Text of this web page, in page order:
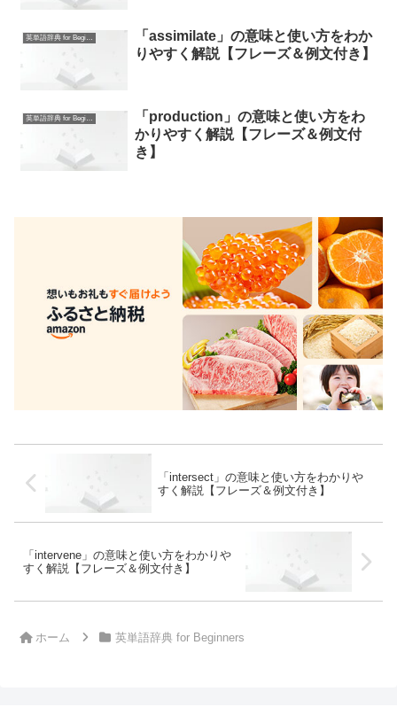
英単語辞典 for Beginners
「assimilate」の意味と使い方をわか
りやすく解説【フレーズ＆例文付き】
英単語辞典 for Beginners
「production」の意味と使い方をわ
かりやすく解説【フレーズ＆例文付
き】
「intersect」の意味と使い方をわかりや
すく解説【フレーズ＆例文付き】
「intervene」の意味と使い方をわかりや
すく解説【フレーズ＆例文付き】
ホーム 英単語辞典 for Beginners